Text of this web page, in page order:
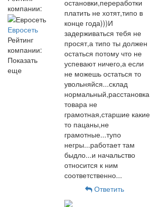
компании:
Евросеть
Рейтинг
компании:
Показать
еще
остановки,переработки
платить не хотят,типо в
конце года)))И
задерживаться тебя не
просят,а типо ты должен
остаться потому что не
успевают ничего,а если
не можешь остаться то
увольняйся...склад
нормальный,расстановка
товара не
грамотная,старшие какие
то пацаны,не
грамотные...тупо
негры...работает там
быдло...и начальство
относится к ним
соответственно...
Ответить